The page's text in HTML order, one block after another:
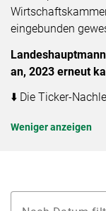
eingebunden
an, 2023 erneut
⬇️ Die Ticker-
Weniger anzeigen